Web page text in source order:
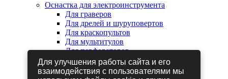
Оснастка для электроинструмента
Для граверов
Для дрелей и шуруповертов
Для краскопультов
Для мультитулов
Для перфораторов
Для сабельных пил
Для строительных фенов
Для улучшения работы сайта и его
взаимодействия с пользователями мы